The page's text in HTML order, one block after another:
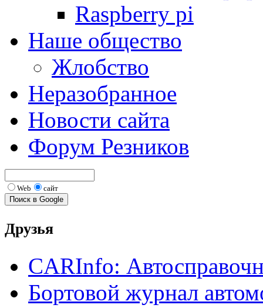
Raspberry pi
Наше общество
Жлобство
Неразобранное
Новости сайта
Форум Резников
Web сайт
Друзья
CARInfo:
Бортовой журнал